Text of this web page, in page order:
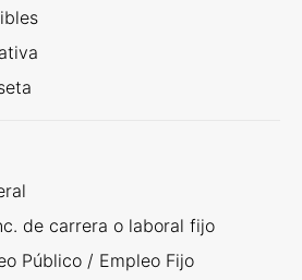
de carrera o laboral fijo
Público / Empleo Fijo